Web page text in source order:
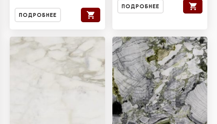
ПОДРОБНЕЕ
ПОДРОБНЕЕ